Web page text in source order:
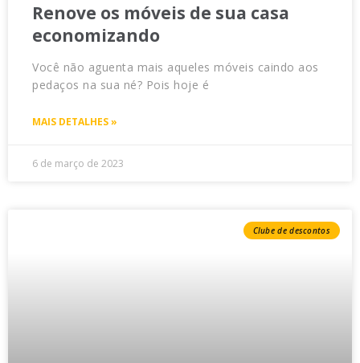
Renove os móveis de sua casa
economizando
Você não aguenta mais aqueles móveis caindo aos
pedaços na sua né? Pois hoje é
MAIS DETALHES »
6 de março de 2023
Clube de descontos